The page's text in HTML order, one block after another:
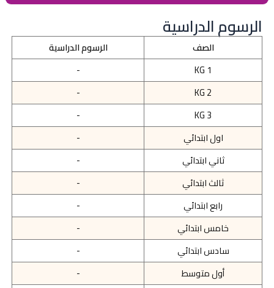
الرسوم الدراسية
الصف
الرسوم الدراسية
KG 1
-
KG 2
-
KG 3
-
اول ابتدائي
-
ثاني ابتدائي
-
ثالث ابتدائي
-
رابع ابتدائي
-
خامس ابتدائي
-
سادس ابتدائي
-
أول متوسط
-